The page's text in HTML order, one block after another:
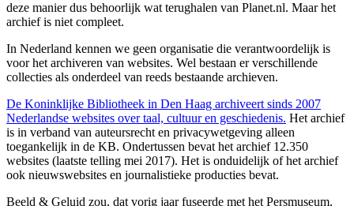
deze manier dus behoorlijk wat terughalen van Planet.nl. Maar het
archief is niet compleet.
In Nederland kennen we geen organisatie die verantwoordelijk is
voor het archiveren van websites. Wel bestaan er verschillende
collecties als onderdeel van reeds bestaande archieven.
De Koninklijke Bibliotheek in Den Haag archiveert sinds 2007
Nederlandse websites over taal, cultuur en geschiedenis. Het archief
is in verband van auteursrecht en privacywetgeving alleen
toegankelijk in de KB. Ondertussen bevat het archief 12.350
websites (laatste telling mei 2017). Het is onduidelijk of het archief
ook nieuwswebsites en journalistieke producties bevat.
Beeld & Geluid zou, dat vorig jaar fuseerde met het Persmuseum,